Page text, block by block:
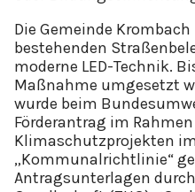
Die Gemeinde
bestehenden
moderne LED-Technik.
Maßnahme umgesetzt
wurde beim
Förderantrag im
Klimaschutzprojekten
„Kommunalrichtlinie“
Antragsunterlagen